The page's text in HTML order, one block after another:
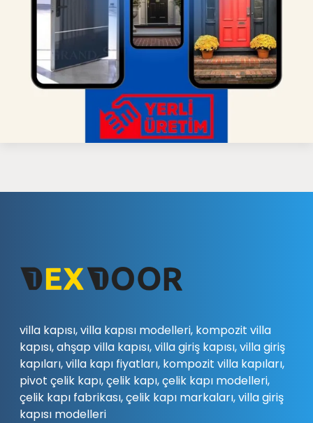
villa kapısı, villa kapısı modelleri, kompozit villa
kapısı, ahşap villa kapısı, villa giriş kapısı, villa giriş
kapıları, villa kapı fiyatları, kompozit villa kapıları,
pivot çelik kapı, çelik kapı, çelik kapı modelleri,
çelik kapı fabrikası, çelik kapı markaları, villa giriş
kapısı modelleri